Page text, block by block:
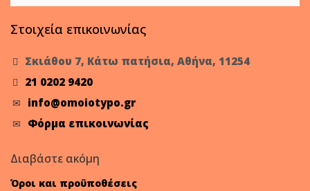
Στοιχεία επικοινωνίας
Σκιάθου 7, Κάτω πατήσια, Αθήνα, 11254
21 0202 9420
info@omoiotypo.gr
Φόρμα επικοινωνίας
Διαβάστε ακόμη
Όροι και προϋποθέσεις